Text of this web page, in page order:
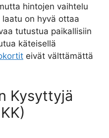
hintojen vaihtelu
on hyvä ottaa
tutustua paikallisiin
käteisellä
eivät välttämättä
Kysyttyjä